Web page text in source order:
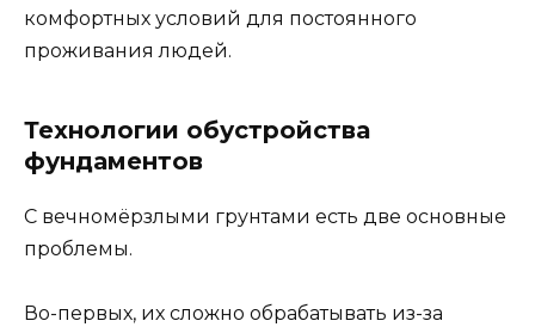
комфортных условий для постоянного
проживания людей.
Технологии обустройства
фундаментов
С вечномёрзлыми грунтами есть две основные
проблемы.
Во-первых, их сложно обрабатывать из-за